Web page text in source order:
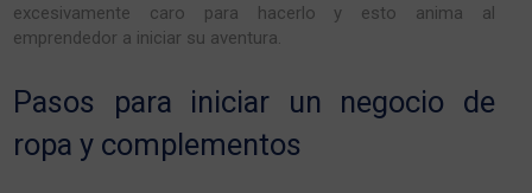
excesivamente caro para hacerlo y esto anima al
emprendedor a iniciar su aventura.
Pasos para iniciar un negocio de
ropa y complementos